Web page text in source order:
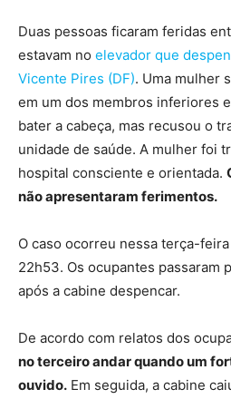
Duas pessoas ficaram feridas
estavam no elevador que
Vicente Pires (DF). Uma mulher
em um dos membros inferiores
bater a cabeça, mas recusou o
unidade de saúde. A mulher foi
hospital consciente e orientada.
não apresentaram ferimentos.
O caso ocorreu nessa terça-
22h53. Os ocupantes passaram
após a cabine despencar.
De acordo com relatos dos
no terceiro andar quando um
ouvido. Em seguida, a cabine